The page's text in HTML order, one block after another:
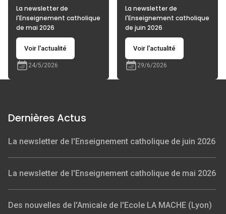
La newsletter de
l'Enseignement catholique
de mai 2026
Voir l'actualité
24/5/2026
La newsletter de
l'Enseignement catholique
de juin 2026
Voir l'actualité
29/6/2026
Dernières Actus
La newsletter de l'Enseignement catholique de juin 2026
La newsletter de l'Enseignement catholique de mai 2026
Des nouvelles de l'Amicale de l'Ecole LA MACHE (Lyon)